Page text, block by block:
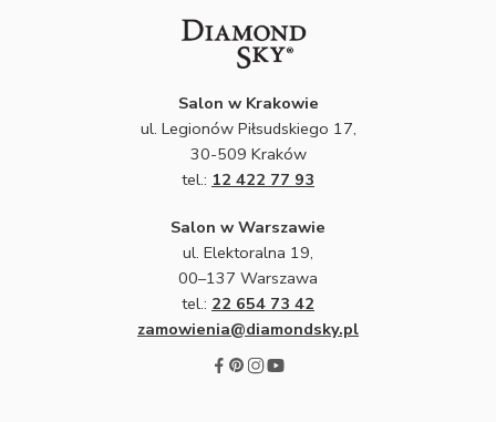
Salon w Krakowie
ul. Legionów Piłsudskiego 17,
30-509 Kraków
tel.: 12 422 77 93
Salon w Warszawie
ul. Elektoralna 19,
00–137 Warszawa
tel.: 22 654 73 42
zamowienia@diamondsky.pl